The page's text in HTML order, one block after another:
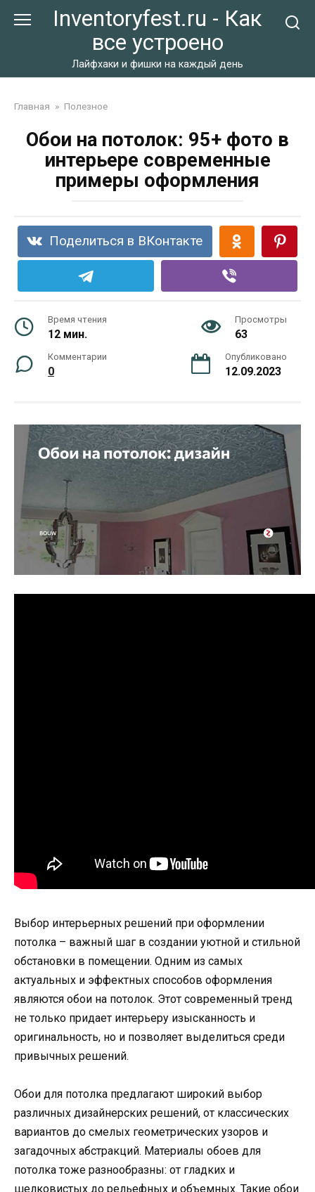
Inventoryfest.ru - Как
все устроено
Лайфхаки и фишки на каждый день
Главная » Полезное
Обои на потолок: 95+ фото в
интерьере современные
примеры оформления
Поделиться в ВКонтакте
Время чтения
12 мин.
Просмотры
63
Комментарии
0
Опубликовано
12.09.2023
Выбор интерьерных решений при оформлении
потолка – важный шаг в создании уютной и стильной
обстановки в помещении. Одним из самых
актуальных и эффектных способов оформления
являются обои на потолок. Этот современный тренд
не только придает интерьеру изысканность и
оригинальность, но и позволяет выделиться среди
привычных решений.
Обои для потолка предлагают широкий выбор
различных дизайнерских решений, от классических
вариантов до смелых геометрических узоров и
загадочных абстракций. Материалы обоев для
потолка тоже разнообразны: от гладких и
шелковистых до рельефных и объемных. Такие обои